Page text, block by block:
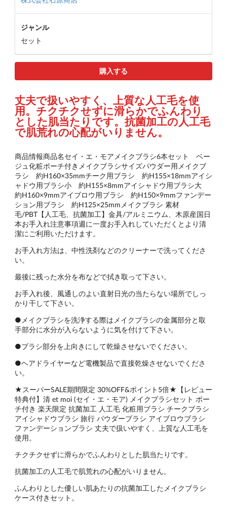
ジャンル
セット
購入する
丈夫で扱いやすく、上質な人工毛を使
用。チクチクせずに滑らかでふんわり
とした肌当たりです。抗菌加工の人工毛
で肌荒れの心配がいりません。
商品情報商品名セイ・エ・モアメイクブラシ6本セット ベー
ジュ化粧ポーチ付きメイクブラシサイズパウダー用メイクブ
ラシ 約H160×35mmチーク用ブラシ 約H155×18mmアイシ
ャドウ用ブラシ小 約H155×8mmアイシャドウ用ブラシ大
約H160×9mmアイブロウ用ブラシ 約H150×9mmファンデー
ション用ブラシ 約H125×25mmメイクブラシ 素材
毛/PBT【人工毛、抗菌加工】金具/アルミニウム、木原産国日
本お手入れ注意事項週に一度お手入れしていただくとより清
潔にご利用いただけます。
お手入れ方法は、中性洗剤などのクリーナーで洗ってくださ
い。
最後に残った水分を布などで拭き取って下さい。
お手入れ後、風通しのよい直射日光の当たらない場所でしっ
かり干して下さい。
●メイクブラシを洗浄する際はメイクブラシの金属部分と取
手部分に水分が入らないように気を付けて下さい。
●ブラシ部分を上向きにして乾燥させないでください。
●ヘアドライヤーなど電機製品で直接乾燥させないでくださ
い。
★スーパーSALE期間限定 30%OFF&ポイント5倍★【レビュー
特典付】清 et moi (セイ・エ・モア) メイクブラシセット ポー
チ付き 楽天限定 抗菌加工 人工毛 化粧用ブラシ チークブラシ
アイシャドウブラシ 旅行 パウダーブラシ アイブロウブラシ
ファンデーションブラシ 丈夫で扱いやすく、上質な人工毛を
使用。
チクチクせずに滑らかでふんわりとした肌当たりです。
抗菌加工の人工毛で肌荒れの心配がいりません。
ふんわりとした優しい肌あたりの抗菌加工したメイクブラシ
ケース付きセット。